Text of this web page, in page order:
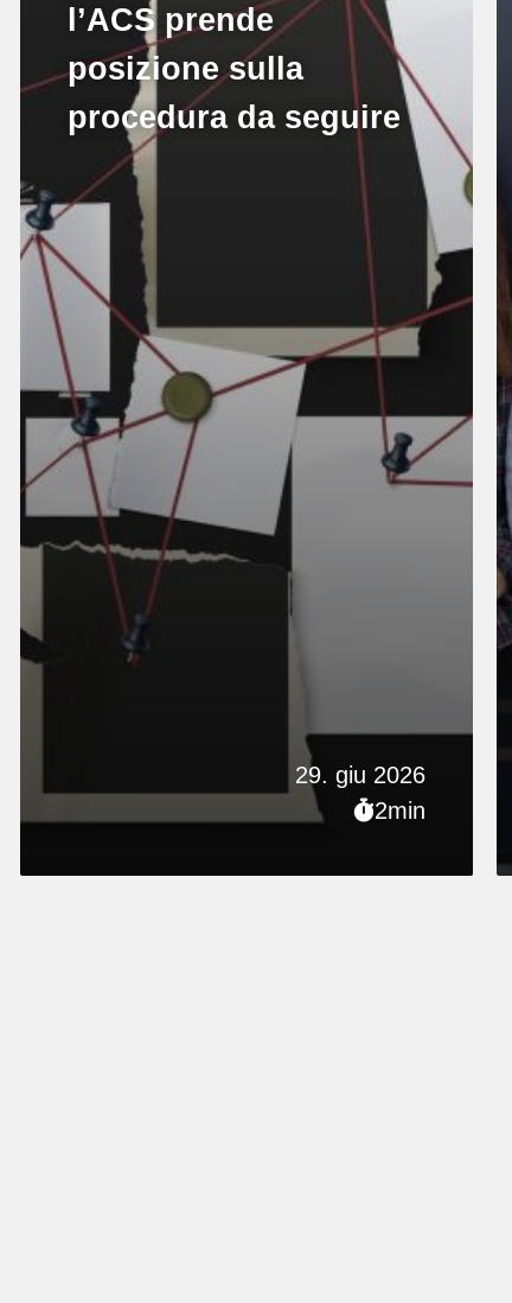
29. giu 2026
2min
l’ACS prende
posizione sulla
procedura da seguire